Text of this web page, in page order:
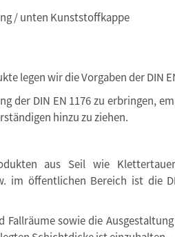
/ unten Kunststoffkappe
legen wir die Vorgaben der DIN
der DIN EN 1176 zu erbringen,
hinzu zu ziehen.
aus Seil wie
im öffentlichen Bereich ist die
Fallräume sowie die